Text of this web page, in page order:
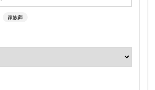
家族葬